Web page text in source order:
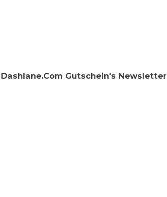
Gutschein's Newsletter